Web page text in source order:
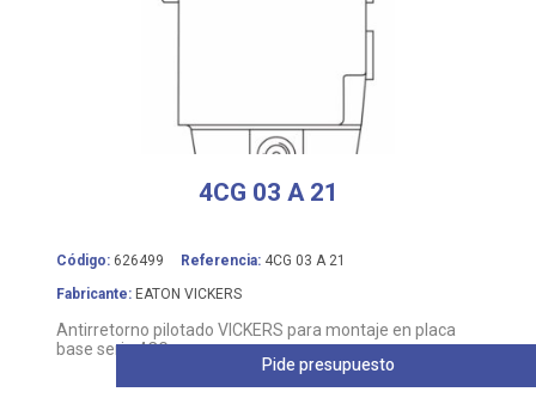
4CG 03 A 21
Código: 626499 Referencia: 4CG 03 A 21
Fabricante: EATON VICKERS
Antirretorno pilotado VICKERS para montaje en placa
base serie 4CG
Pide presupuesto